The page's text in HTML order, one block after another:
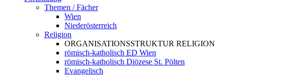
Themen / Fächer
Wien
Niederösterreich
Religion
ORGANISATIONSSTRUKTUR RELIGION
römisch-katholisch ED Wien
römisch-katholisch Diözese St. Pölten
Evangelisch